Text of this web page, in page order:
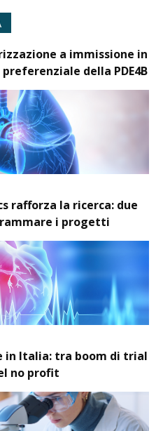
a immissione in
della PDE4B
rafforza la ricerca: due
i progetti
in Italia: tra boom di trial
no profit